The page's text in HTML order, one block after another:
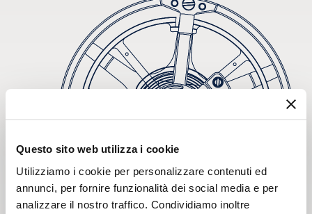
Questo sito web utilizza i cookie
Utilizziamo i cookie per personalizzare contenuti ed
annunci, per fornire funzionalità dei social media e per
analizzare il nostro traffico. Condividiamo inoltre